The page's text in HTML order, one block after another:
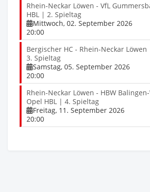
Rhein-Neckar Löwen - VfL
HBL | 2. Spieltag
Mittwoch, 02. September 2026
20:00
Bergischer HC - Rhein-Neckar
3. Spieltag
Samstag, 05. September 2026
20:00
Rhein-Neckar Löwen - HBW
Opel HBL | 4. Spieltag
Freitag, 11. September 2026
20:00